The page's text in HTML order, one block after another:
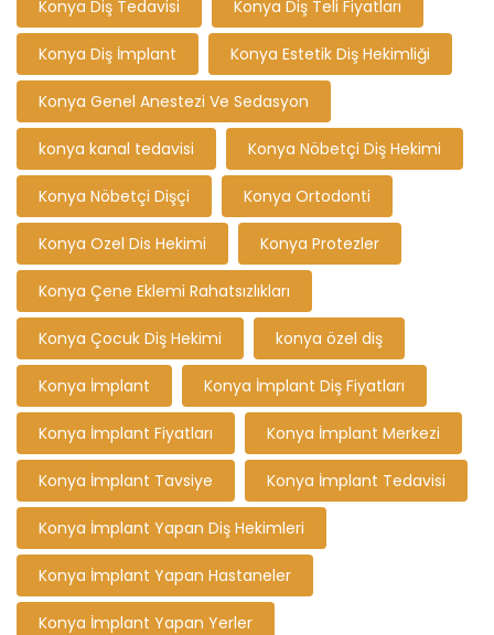
Konya Diş Tedavisi Konya Diş Teli Fiyatları
Konya Diş İmplant Konya Estetik Diş Hekimliği
Konya Genel Anestezi Ve Sedasyon
konya kanal tedavisi Konya Nöbetçi Diş Hekimi
Konya Nöbetçi Dişçi Konya Ortodonti
Konya Ozel Dis Hekimi Konya Protezler
Konya Çene Eklemi Rahatsızlıkları
Konya Çocuk Diş Hekimi konya özel diş
Konya İmplant Konya İmplant Diş Fiyatları
Konya İmplant Fiyatları Konya İmplant Merkezi
Konya İmplant Tavsiye Konya İmplant Tedavisi
Konya İmplant Yapan Diş Hekimleri
Konya İmplant Yapan Hastaneler
Konya İmplant Yapan Yerler